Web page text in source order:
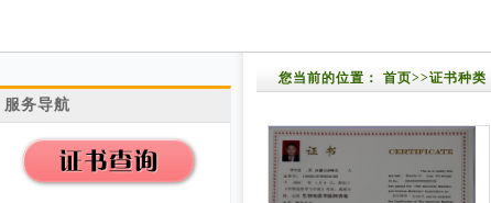
服务导航
您当前的位置： 首页>>证书种类